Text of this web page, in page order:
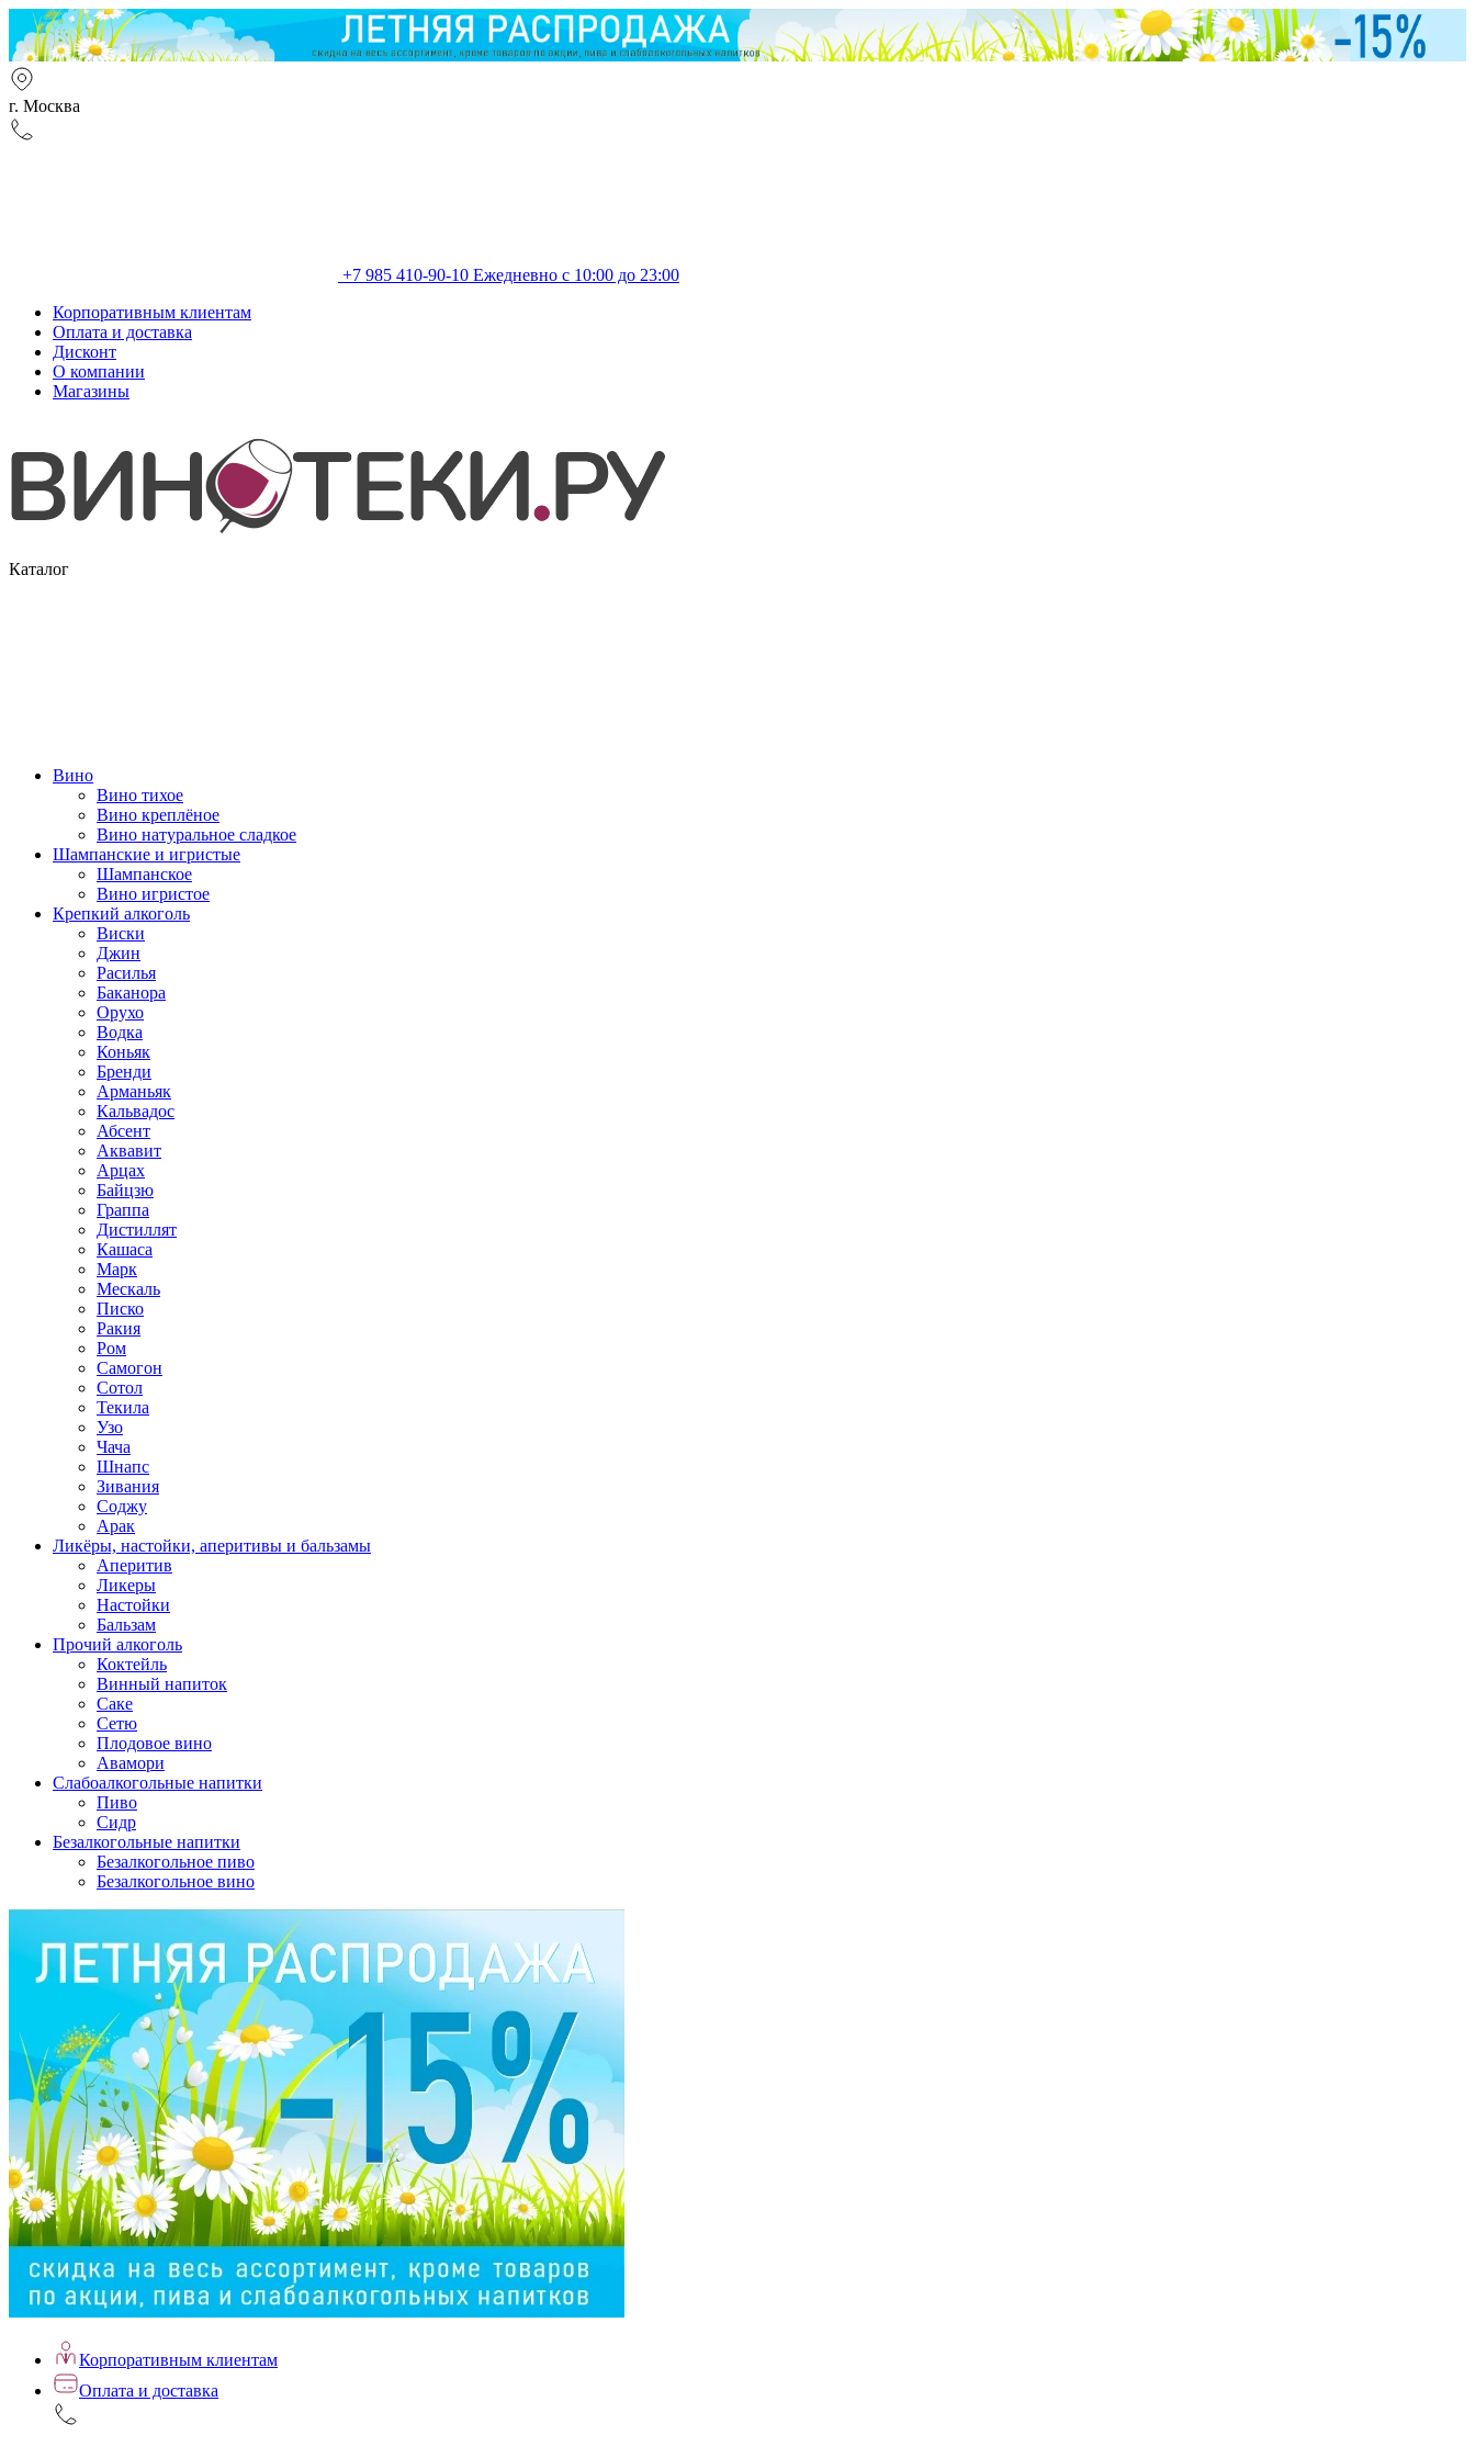
г. Москва
+7 985 410-90-10 Ежедневно с 10:00 до 23:00
Корпоративным клиентам
Оплата и доставка
Дисконт
О компании
Магазины
Каталог
Вино
Вино тихое
Вино креплёное
Вино натуральное сладкое
Шампанские и игристые
Шампанское
Вино игристое
Крепкий алкоголь
Виски
Джин
Расилья
Баканора
Орухо
Водка
Коньяк
Бренди
Арманьяк
Кальвадос
Абсент
Аквавит
Арцах
Байцзю
Граппа
Дистиллят
Кашаса
Марк
Мескаль
Писко
Ракия
Ром
Самогон
Сотол
Текила
Узо
Чача
Шнапс
Зивания
Соджу
Арак
Ликёры, настойки, аперитивы и бальзамы
Аперитив
Ликеры
Настойки
Бальзам
Прочий алкоголь
Коктейль
Винный напиток
Саке
Сетю
Плодовое вино
Авамори
Слабоалкогольные напитки
Пиво
Сидр
Безалкогольные напитки
Безалкогольное пиво
Безалкогольное вино
Корпоративным клиентам
Оплата и доставка